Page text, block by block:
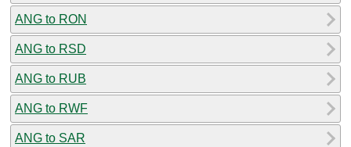
ANG to RON
ANG to RSD
ANG to RUB
ANG to RWF
ANG to SAR